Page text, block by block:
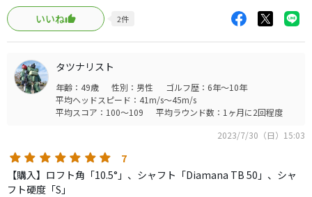
テーラーのクラブは滅多に新品では買いませんが、
同じ条件での差分
飛距離:SIM=ステルス>SIM2
打感: SIM>SIM2>ステルス
方向性: SIM2> SIM>ステルス
に感じました。あまり差はないです。ただ、一発の魅力は
ステルスです。低スピンでかなり前へ出ます。
念や力みがとれる気がします。この価格ならおすすめです。
ちなみにエースドライバーはローグST LS10.5+ATTAS
KING5Xだったりしますが。
いいね
2件
タツナリスト
年齢：49歳 性別：男性
ゴルフ歴：6年～10年
平均ヘッドスピード：41m/s～45m/s
平均スコア：100～109
平均ラウンド数：1ヶ月に2回程度
2023/7/30（日）15:03
7
【購入】ロフト角「10.5°」、シャフト「Diamana TB 50」、シャ
フト硬度「S」